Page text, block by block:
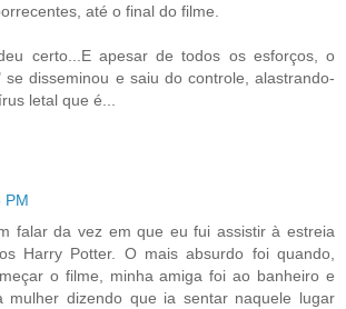
até o final do filme.
certo...E apesar de todos os esforços, o
se disseminou e saiu do controle, alastrando-
letal que é...
PM
falar da vez em que eu fui assistir à estreia
Harry Potter. O mais absurdo foi quando,
o filme, minha amiga foi ao banheiro e
mulher dizendo que ia sentar naquele lugar